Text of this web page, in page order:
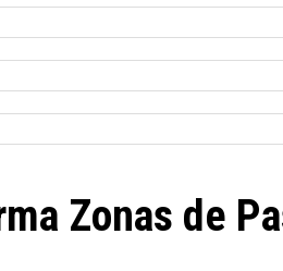
Zonas de